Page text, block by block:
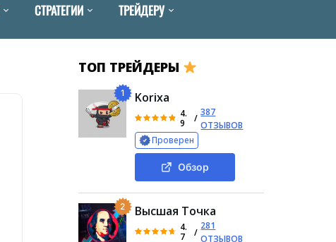
СТРАТЕГИИ ТРЕЙДЕРУ
ТОП ТРЕЙДЕРЫ
1 Korixa
4.
9
/
387
ОТЗЫВОВ
Проверен
Обзор
2 Высшая Точка
4.
7
/
281
ОТЗЫВОВ